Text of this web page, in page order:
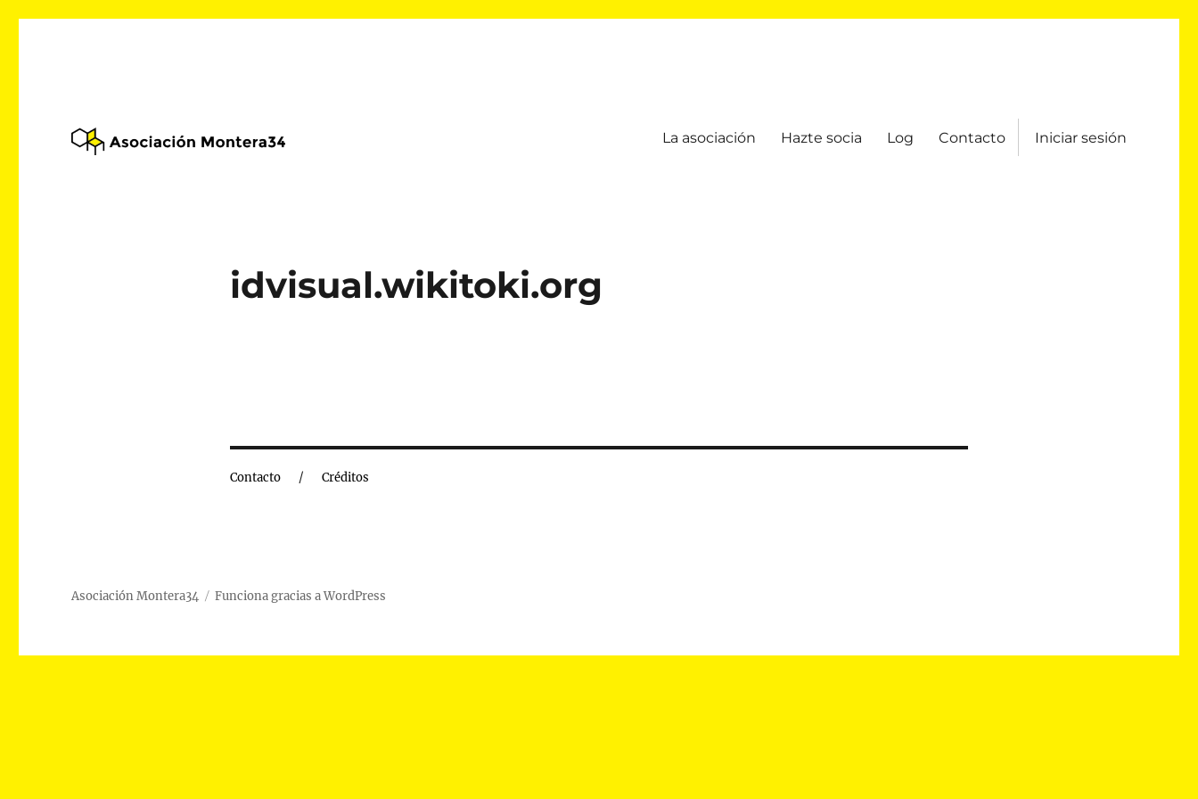
La asociación Hazte socia Log Contacto Iniciar sesión
idvisual.wikitoki.org
Contacto Créditos
Asociación Montera34 Funciona gracias a WordPress